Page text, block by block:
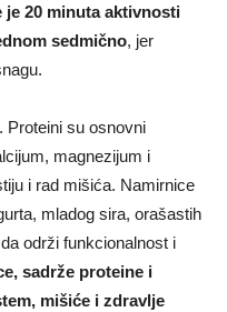
je 20 minuta aktivnosti
sedmično, jer
Proteini su osnovni
magnezijum i
i rad mišića. Namirnice
mladog sira, orašastih
održi funkcionalnost i
sadrže proteine i
mišiće i zdravlje